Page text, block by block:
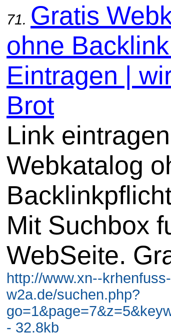
71. Gratis
ohne
Eintragen |
Brot
Link
Webkatalog
Mit Suchbox
WebSeite.
http://www.xn--krhenfuss-
w2a.de/suchen.php?
- 32.8kb